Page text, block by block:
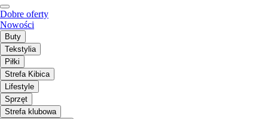
Dobre oferty
Nowości
Buty
Tekstylia
Piłki
Strefa Kibica
Lifestyle
Sprzęt
Strefa klubowa